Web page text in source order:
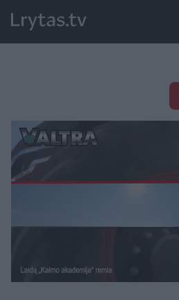
Paremkite Ukrainą